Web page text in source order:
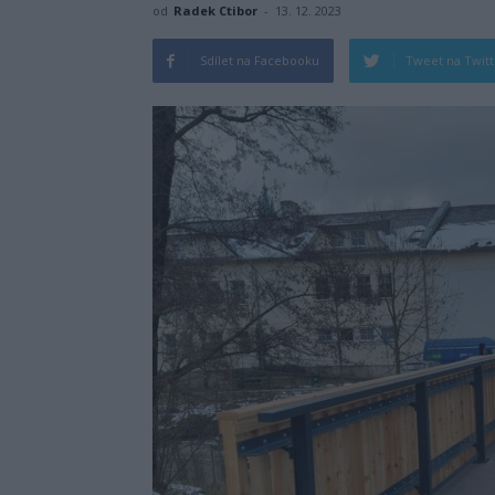
od Radek Ctibor - 13. 12. 2023
Sdílet na Facebooku Tweet na